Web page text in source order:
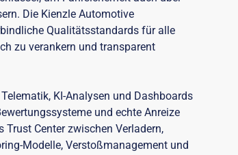
Die Kienzle Automotive
Qualitätsstandards für alle
zu verankern und transparent
KI-Analysen und Dashboards
und echte Anreize
Center zwischen Verladern,
Modelle, Verstoßmanagement und